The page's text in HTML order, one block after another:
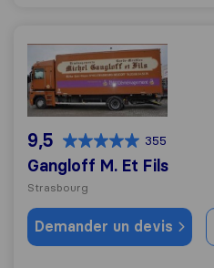
Gangloff M. Et Fils
9,5 355
Gangloff M. Et Fils
Strasbourg
Demander un devis